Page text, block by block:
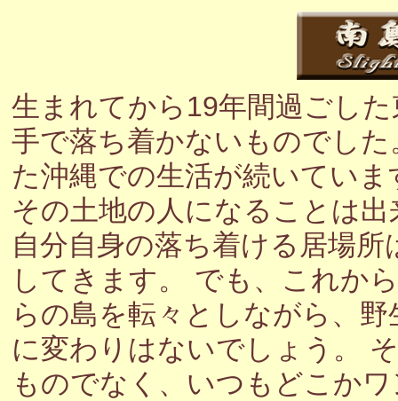
生まれてから19年間過ごし
手で落ち着かないものでし
た沖縄での生活が続いてい
その土地の人になることは
自分自身の落ち着ける居場
してきます。 でも、これか
らの島を転々としながら、
に変わりはないでしょう。
ものでなく、いつもどこか